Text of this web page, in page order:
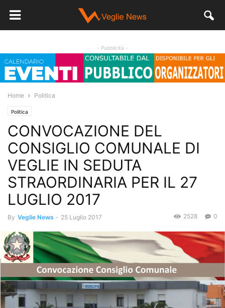
- Pubblicità -
Home Politica
Politica
CONVOCAZIONE DEL
CONSIGLIO COMUNALE DI
VEGLIE IN SEDUTA
STRAORDINARIA PER IL 27
LUGLIO 2017
By Veglie News - 25 Luglio 2017 0
2528